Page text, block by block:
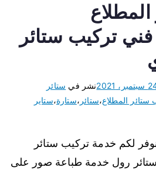
66330441 فني تركيب ستائر
2021 نشر في ستائر
ستائر المطلاع،ستائر ،ستارة،ستاير
لكم خدمة تركيب ستائر
ستائر رول خدمة طباعة صور على